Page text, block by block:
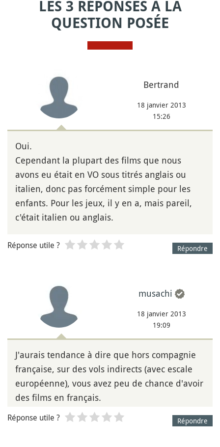
LES 3 RÉPONSES À LA
QUESTION POSÉE
Bertrand
18 janvier 2013
15:26
Oui.
Cependant la plupart des films que nous
avons eu était en VO sous titrés anglais ou
italien, donc pas forcément simple pour les
enfants. Pour les jeux, il y en a, mais pareil,
c'était italien ou anglais.
Répondre
Réponse utile ?
musachi
18 janvier 2013
19:09
J'aurais tendance à dire que hors compagnie
française, sur des vols indirects (avec escale
européenne), vous avez peu de chance d'avoir
des films en français.
Répondre
Réponse utile ?